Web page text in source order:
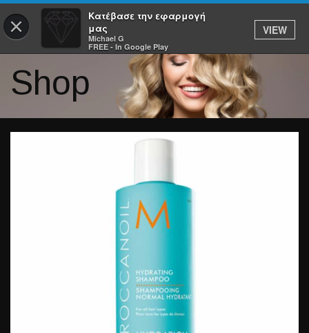
×
Κατέβασε την εφαρμογή
μας
Michael G
FREE - In Google Play
VIEW
Shop